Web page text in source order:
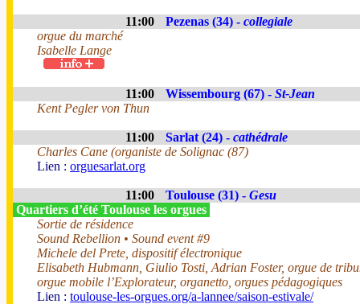
11:00 Pezenas (34) - collegiale
orgue du marché
Isabelle Lange
11:00 Wissembourg (67) - St-Jean
Kent Pegler von Thun
11:00 Sarlat (24) - cathédrale
Charles Cane (organiste de Solignac (87)
Lien : orguesarlat.org
11:00 Toulouse (31) - Gesu
Quartiers d’été Toulouse les orgues
Sortie de résidence
Sound Rebellion • Sound event #9
Michele del Prete, dispositif électronique
Elisabeth Hubmann, Giulio Tosti, Adrian Foster, orgue de
orgue mobile l’Explorateur, organetto, orgues pédagogiques
Lien : toulouse-les-orgues.org/a-lannee/saison-estivale/